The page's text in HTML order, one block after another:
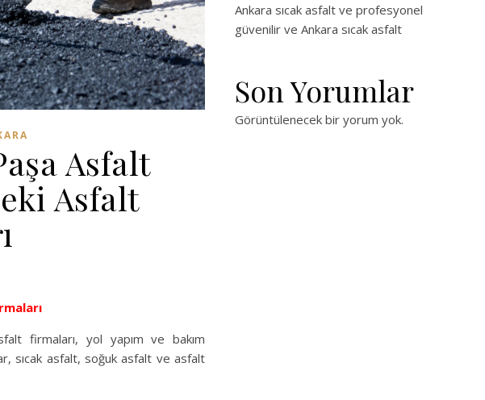
Asfalt
Asfalt
firmaları, yol yapım ve bakım
sıcak asfalt, soğuk asfalt ve asfalt
Ankara sıcak asfalt ve profesyonel
güvenilir ve Ankara sıcak asfalt
Son Yorumlar
Görüntülenecek bir yorum yok.